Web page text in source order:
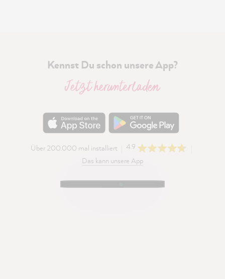
Kennst Du schon unsere App?
Jetzt herunterladen
Über 200.000 mal installiert
4.9
Das kann unsere App